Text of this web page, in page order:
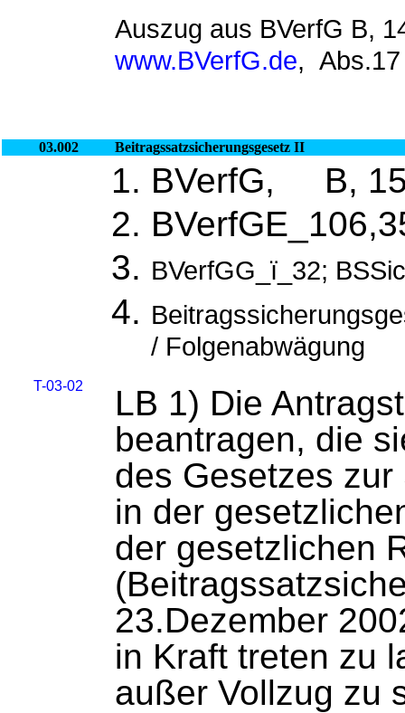
Auszug aus BVerfG B,
www.BVerfG.de, Abs.17
03.002 Beitragssatzsicherungsgesetz II
BVerfG, B,
BVerfGG_ї_32;
/ Folgenabwägung
T-03-02
LB 1) Die
beantragen, die
des Gesetzes
in der
der gesetzlichen
23.Dezember
in Kraft treten zu
außer Vollzug zu